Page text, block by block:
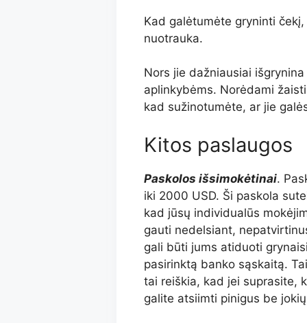
Kad galėtumėte gryninti
nuotrauka.
Nors jie dažniausiai
aplinkybėms. Norėdami
kad sužinotumėte, ar jie
Kitos paslaugos
Paskolos išsimokėtinai.
iki 2000 USD. Ši paskola
kad jūsų individualūs
gauti nedelsiant,
gali būti jums atiduoti
pasirinktą banko sąskaitą.
tai reiškia, kad jei suprasite,
galite atsiimti pinigus be